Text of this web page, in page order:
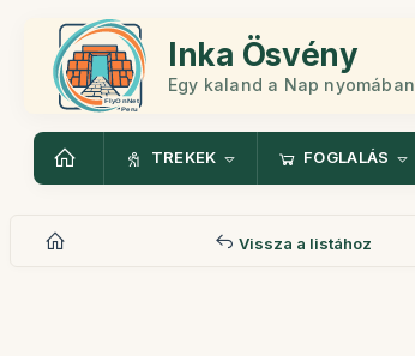
Inka Ösvény
Egy kaland a Nap nyomában
TREKEK FOGLALÁS
Vissza a listához